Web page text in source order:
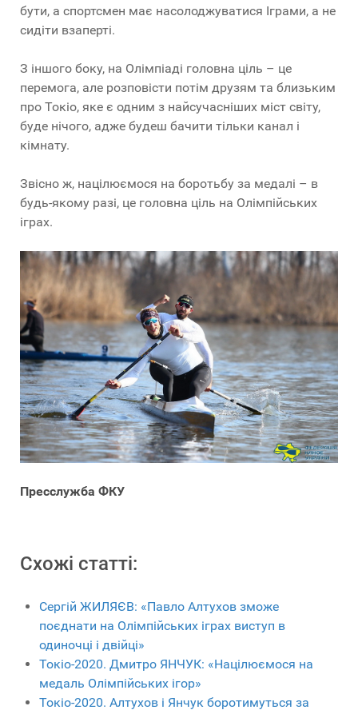
бути, а спортсмен має насолоджуватися Іграми, а не
сидіти взаперті.
З іншого боку, на Олімпіаді головна ціль – це
перемога, але розповісти потім друзям та близьким
про Токіо, яке є одним з найсучасніших міст світу,
буде нічого, адже будеш бачити тільки канал і
кімнату.
Звісно ж, націлюємося на боротьбу за медалі – в
будь-якому разі, це головна ціль на Олімпійських
іграх.
Пресслужба ФКУ
Схожі статті:
Сергій ЖИЛЯЄВ: «Павло Алтухов зможе
поєднати на Олімпійських іграх виступ в
одиночці і двійці»
Токіо-2020. Дмитро ЯНЧУК: «Націлюємося на
медаль Олімпійських ігор»
Токіо-2020. Алтухов і Янчук боротимуться за